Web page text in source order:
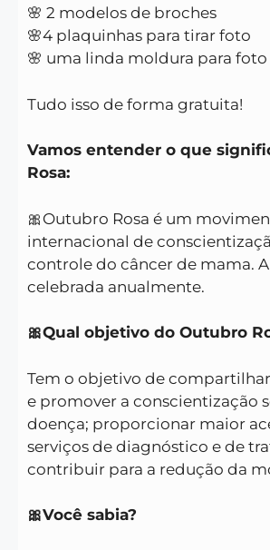
🌸 2 modelos de broches
🌸4 plaquinhas para tirar foto
🌸 uma linda moldura para foto
Tudo isso de forma gratuita!
Vamos entender o que
Rosa:
🎀Outubro Rosa é um
internacional de
controle do câncer de mama.
celebrada anualmente.
🎀Qual objetivo do Outubro
Tem o objetivo de
e promover a conscientização
doença; proporcionar maior
serviços de diagnóstico e de
contribuir para a redução da
🎀Você sabia?